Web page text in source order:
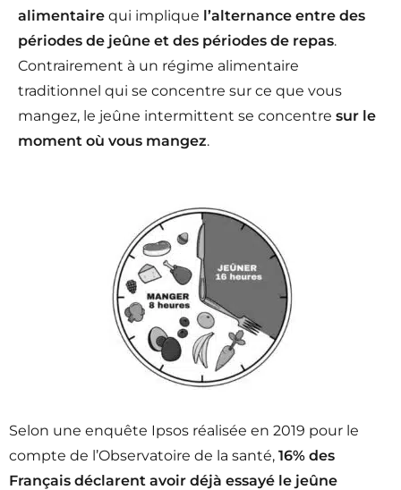
alimentaire qui implique l’alternance entre des
périodes de jeûne et des périodes de repas.
Contrairement à un régime alimentaire
traditionnel qui se concentre sur ce que vous
mangez, le jeûne intermittent se concentre sur le
moment où vous mangez.
Selon une enquête Ipsos réalisée en 2019 pour le
compte de l’Observatoire de la santé, 16% des
Français déclarent avoir déjà essayé le jeûne